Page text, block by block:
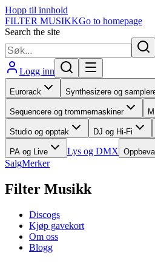
Hopp til innhold
FILTER MUSIKKGo to homepage
Search the site
Logg inn
Eurorack Synthesizere og
Sequencere og trommemaskiner
Studio og opptak DJ og Hi-Fi
PA og Live Lys og DMX
SalgMerker
Filter Musikk
Discogs
Kjøp gavekort
Om oss
Blogg